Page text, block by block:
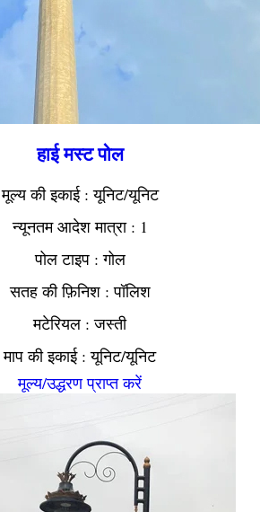
हाई मस्ट पोल
मूल्य की इकाई : यूनिट/यूनिट
न्यूनतम आदेश मात्रा : 1
पोल टाइप : गोल
सतह की फ़िनिश : पॉलिश
मटेरियल : जस्ती
माप की इकाई : यूनिट/यूनिट
मूल्य/उद्धरण प्राप्त करें